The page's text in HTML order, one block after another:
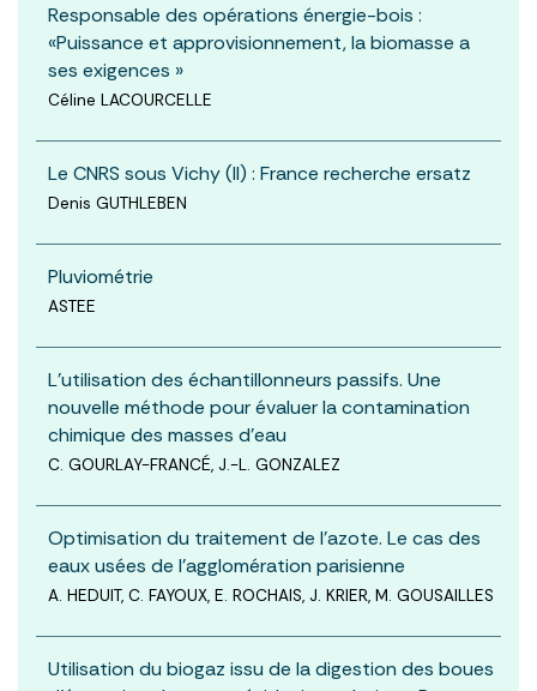
Responsable des opérations énergie-bois :
«Puissance et approvisionnement, la biomasse a
ses exigences »
Céline LACOURCELLE
Le CNRS sous Vichy (II) : France recherche ersatz
Denis GUTHLEBEN
Pluviométrie
ASTEE
L’utilisation des échantillonneurs passifs. Une
nouvelle méthode pour évaluer la contamination
chimique des masses d’eau
C. GOURLAY-FRANCÉ, J.-L. GONZALEZ
Optimisation du traitement de l’azote. Le cas des
eaux usées de l’agglomération parisienne
A. HEDUIT, C. FAYOUX, E. ROCHAIS, J. KRIER, M. GOUSAILLES
Utilisation du biogaz issu de la digestion des boues